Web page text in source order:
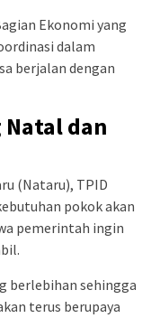
Ekonomi yang
dalam
berjalan dengan
dan
(Nataru), TPID
pokok akan
pemerintah ingin
berlebihan sehingga
terus berupaya